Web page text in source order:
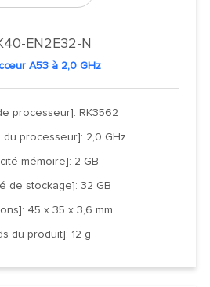
EN2E32-N
A53 à 2,0 GHz
processeur]: RK3562
du processeur]: 2,0 GHz
mémoire]: 2 GB
de stockage]: 32 GB
45 x 35 x 3,6 mm
du produit]: 12 g